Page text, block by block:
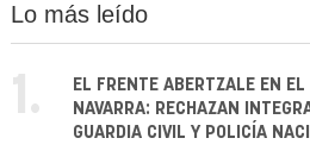
Lo más leído
1.
EL FRENTE ABERTZALE EN EL
NAVARRA: RECHAZAN
GUARDIA CIVIL Y POLICÍA